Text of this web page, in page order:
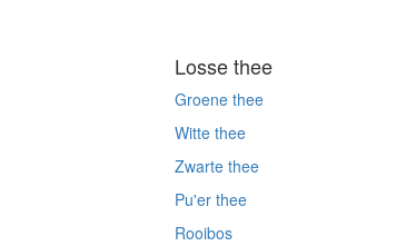
Losse thee
Groene thee
Witte thee
Zwarte thee
Pu'er thee
Rooibos